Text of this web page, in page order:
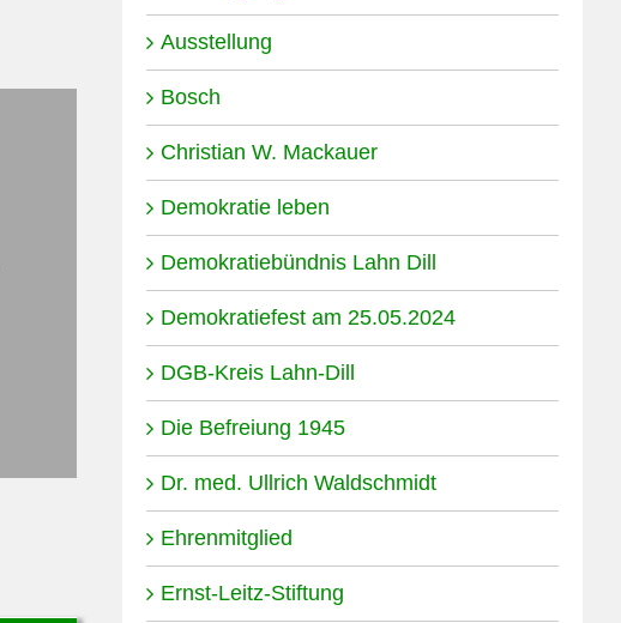
Ausstellung
Bosch
Christian W. Mackauer
Demokratie leben
Demokratiebündnis Lahn Dill
Demokratiefest am 25.05.2024
DGB-Kreis Lahn-Dill
Die Befreiung 1945
Dr. med. Ullrich Waldschmidt
Ehrenmitglied
Ernst-Leitz-Stiftung